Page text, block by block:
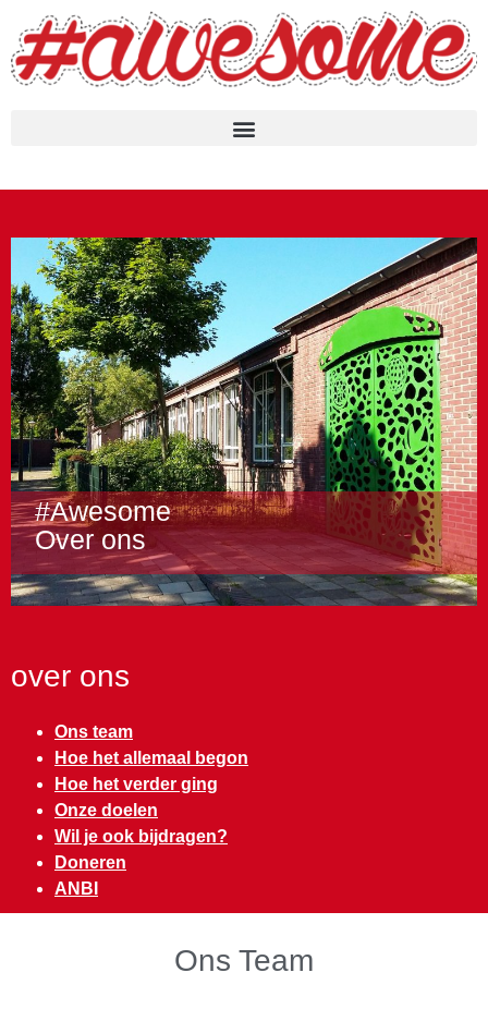
#Awesome
Over ons
over ons
Ons team
Hoe het allemaal begon
Hoe het verder ging
Onze doelen
Wil je ook bijdragen?
Doneren
ANBI
Ons Team